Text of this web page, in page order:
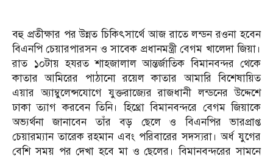
বহু প্রতীক্ষার পর উন্নত চিকিৎসার্থে আজ রাতে লন্ডন রওনা হবেন
বিএনপি চেয়ারপারসন ও সাবেক প্রধানমন্ত্রী বেগম খালেদা জিয়া।
রাত ১০টায় হযরত শাহজালাল আন্তর্জাতিক বিমানবন্দর থেকে
কাতার আমিরের পাঠানো রয়েল কাতার আমারি বিশেষায়িত
এয়ার অ্যাম্বুলেন্সযোগে যুক্তরাজ্যের রাজধানী লন্ডনের উদ্দেশে
ঢাকা ত্যাগ করবেন তিনি। হিথ্রো বিমানবন্দরে বেগম জিয়াকে
অভ্যর্থনা জানাবেন তাঁর বড় ছেলে ও বিএনপির ভারপ্রাপ্ত
চেয়ারম্যান তারেক রহমান এবং পরিবারের সদস্যরা। অর্ধ যুগের
বেশি সময় পর দেখা হবে মা ও ছেলের। বিমানবন্দরের সামনে